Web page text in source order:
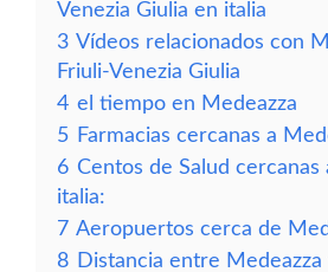
Venezia Giulia en italia
3 Vídeos relacionados con
Friuli-Venezia Giulia
4 el tiempo en Medeazza
5 Farmacias cercanas a
6 Centos de Salud cercanas
italia:
7 Aeropuertos cerca de
8 Distancia entre Medeazza